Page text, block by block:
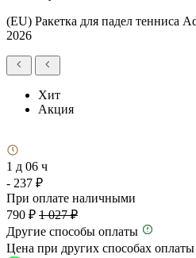
(EU) Ракетка для падел тенниса
2026
Хит
Акция
1 д 06 ч
- 237 ₽
При оплате наличными
790 ₽ 1 027 ₽
Другие способы оплаты
Цена при других способах оплаты